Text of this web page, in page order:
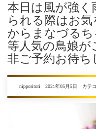
本日は風が強
られる際はお
からまなづる
等人気の鳥娘が
非ご予約お待ち
nipporitori 2021年05月5日 カテ